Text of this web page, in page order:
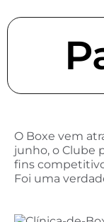
O Boxe vem
junho, o Clube
fins
Foi uma